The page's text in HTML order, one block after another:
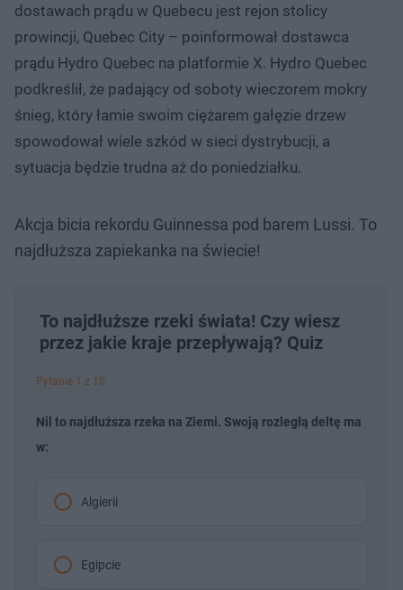
dostawach prądu w Quebecu jest rejon stolicy
prowincji, Quebec City – poinformował dostawca
prądu Hydro Quebec na platformie X. Hydro Quebec
podkreślił, że padający od soboty wieczorem mokry
śnieg, który łamie swoim ciężarem gałęzie drzew
spowodował wiele szkód w sieci dystrybucji, a
sytuacja będzie trudna aż do poniedziałku.
Akcja bicia rekordu Guinnessa pod barem Lussi. To
najdłuższa zapiekanka na świecie!
To najdłuższe rzeki świata! Czy wiesz
przez jakie kraje przepływają? Quiz
Pytanie 1 z 10
Nil to najdłuższa rzeka na Ziemi. Swoją rozległą deltę ma
w:
Algierii
Egipcie